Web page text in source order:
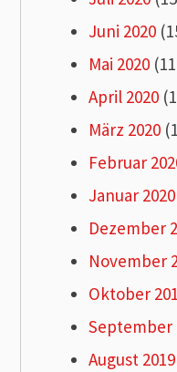
Juni 2020
Mai 2020
April 2020
März 2020
Februar
Januar 2020
Dezember
November
Oktober
September
August 2019